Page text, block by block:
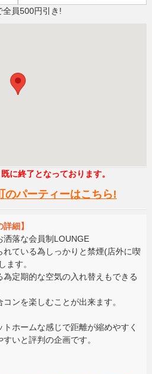
員500円引き!
に終了となっております。
のパーティーはこちら!
細】
落な会員制LOUNGE
ている為しっかりと禁煙(店外に喫
ます。
定期的な空気の入れ替えもできる
ンを楽しむことが出来ます。
ホームな感じで距離が縮めやすく
いと評判の企画です。